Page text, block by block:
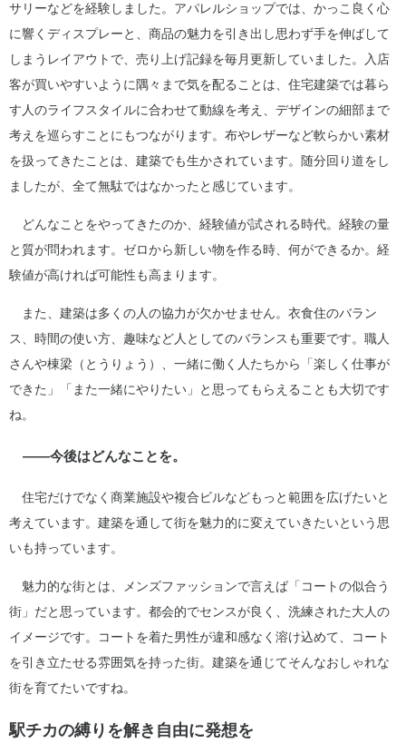
サリーなどを経験しました。アパレルショップでは、かっこ良く心
に響くディスプレーと、商品の魅力を引き出し思わず手を伸ばして
しまうレイアウトで、売り上げ記録を毎月更新していました。入店
客が買いやすいように隅々まで気を配ることは、住宅建築では暮ら
す人のライフスタイルに合わせて動線を考え、デザインの細部まで
考えを巡らすことにもつながります。布やレザーなど軟らかい素材
を扱ってきたことは、建築でも生かされています。随分回り道をし
ましたが、全て無駄ではなかったと感じています。
どんなことをやってきたのか、経験値が試される時代。経験の量
と質が問われます。ゼロから新しい物を作る時、何ができるか。経
験値が高ければ可能性も高まります。
また、建築は多くの人の協力が欠かせません。衣食住のバラン
ス、時間の使い方、趣味など人としてのバランスも重要です。職人
さんや棟梁（とうりょう）、一緒に働く人たちから「楽しく仕事が
できた」「また一緒にやりたい」と思ってもらえることも大切です
ね。
――今後はどんなことを。
住宅だけでなく商業施設や複合ビルなどもっと範囲を広げたいと
考えています。建築を通して街を魅力的に変えていきたいという思
いも持っています。
魅力的な街とは、メンズファッションで言えば「コートの似合う
街」だと思っています。都会的でセンスが良く、洗練された大人の
イメージです。コートを着た男性が違和感なく溶け込めて、コート
を引き立たせる雰囲気を持った街。建築を通じてそんなおしゃれな
街を育てたいですね。
駅チカの縛りを解き自由に発想を